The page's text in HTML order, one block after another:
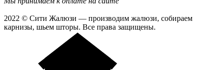
2022 © Сити Жалюзи — производим жалюзи, собираем
карнизы, шьем шторы. Все права защищены.